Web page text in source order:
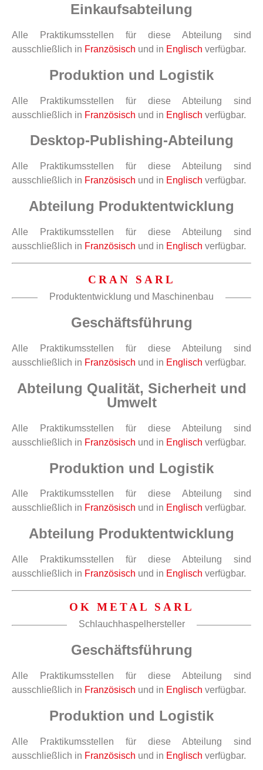
Einkaufsabteilung
Alle Praktikumsstellen für diese Abteilung sind
ausschließlich in Französisch und in Englisch verfügbar.
Produktion und Logistik
Alle Praktikumsstellen für diese Abteilung sind
ausschließlich in Französisch und in Englisch verfügbar.
Desktop-Publishing-Abteilung
Alle Praktikumsstellen für diese Abteilung sind
ausschließlich in Französisch und in Englisch verfügbar.
Abteilung Produktentwicklung
Alle Praktikumsstellen für diese Abteilung sind
ausschließlich in Französisch und in Englisch verfügbar.
CRAN SARL
Produktentwicklung und Maschinenbau
Geschäftsführung
Alle Praktikumsstellen für diese Abteilung sind
ausschließlich in Französisch und in Englisch verfügbar.
Abteilung Qualität, Sicherheit und
Umwelt
Alle Praktikumsstellen für diese Abteilung sind
ausschließlich in Französisch und in Englisch verfügbar.
Produktion und Logistik
Alle Praktikumsstellen für diese Abteilung sind
ausschließlich in Französisch und in Englisch verfügbar.
Abteilung Produktentwicklung
Alle Praktikumsstellen für diese Abteilung sind
ausschließlich in Französisch und in Englisch verfügbar.
OK METAL SARL
Schlauchhaspelhersteller
Geschäftsführung
Alle Praktikumsstellen für diese Abteilung sind
ausschließlich in Französisch und in Englisch verfügbar.
Produktion und Logistik
Alle Praktikumsstellen für diese Abteilung sind
ausschließlich in Französisch und in Englisch verfügbar.